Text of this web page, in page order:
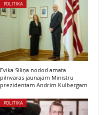
POLITIKA
Evika Siliņa nodod amata
pilnvaras jaunajam Ministru
prezidentam Andrim Kulbergam
POLITIKA